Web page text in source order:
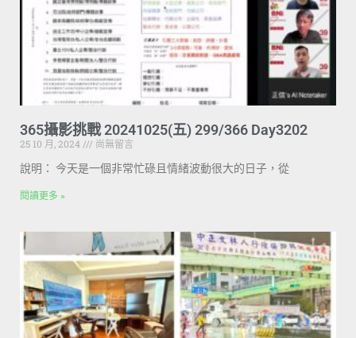
365攝影挑戰 20241025(五) 299/366 Day3202
25 10 月, 2024
尚無留言
說明： 今天是一個非常忙碌且情緒波動很大的日子，從
閱讀更多 »